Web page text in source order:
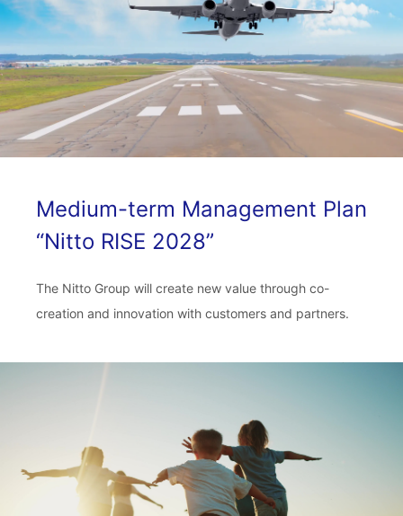
Medium-term Management Plan
“Nitto RISE 2028”
The Nitto Group will create new value through co-
creation and innovation with customers and partners.